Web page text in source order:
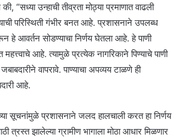
“सध्या उन्हाची तीव्रता मोठ्या प्रमाणात वाढली
परिस्थिती गंभीर बनत आहे. प्रशासनाने उपलब्ध
हे आवर्तन सोडण्याचा निर्णय घेतला आहे. हे पाणी
महत्त्वाचे आहे. त्यामुळे प्रत्येक नागरिकाने पिण्याचे पाणी
वापरावे. पाण्याचा अपव्यय टाळणे ही
आहे.
सूचनांमुळे प्रशासनाने जलद हालचाली करत हा निर्णय
त्रस्त झालेल्या ग्रामीण भागाला मोठा आधार मिळणार